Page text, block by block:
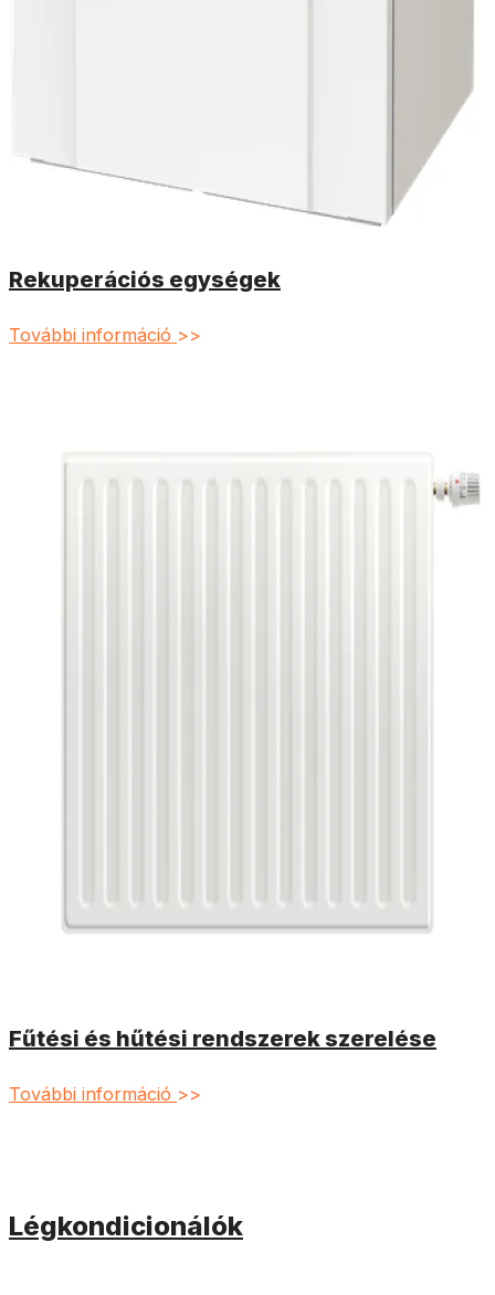
Rekuperációs egységek
További információ >>
Fűtési és hűtési rendszerek szerelése
További információ >>
Légkondicionálók